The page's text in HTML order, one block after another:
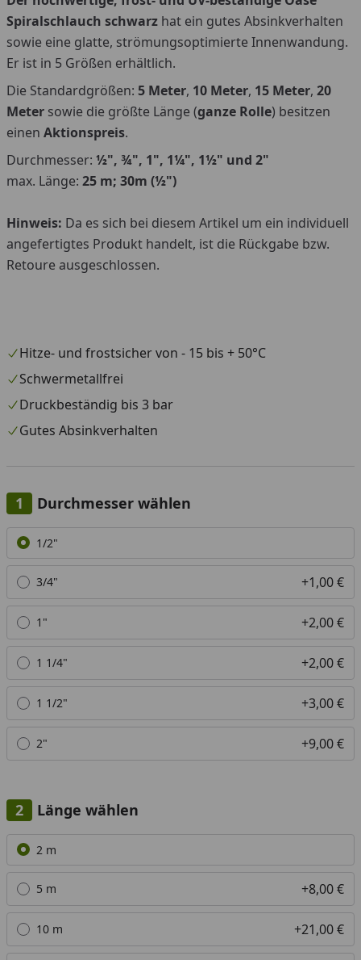
Spiralschlauch schwarz hat ein gutes Absinkverhalten
sowie eine glatte, strömungsoptimierte Innenwandung.
Er ist in 5 Größen erhältlich.
Die Standardgrößen: 5 Meter, 10 Meter, 15 Meter, 20
Meter sowie die größte Länge (ganze Rolle) besitzen
einen Aktionspreis.
Durchmesser: ½", ¾", 1", 1¼", 1½" und 2"
max. Länge: 25 m; 30m (½")
Hinweis: Da es sich bei diesem Artikel um ein individuell
angefertigtes Produkt handelt, ist die Rückgabe bzw.
Retoure ausgeschlossen.
Hitze- und frostsicher von - 15 bis + 50°C
Schwermetallfrei
Druckbeständig bis 3 bar
Gutes Absinkverhalten
Durchmesser wählen
Alle anzeigen (6)
1/2"
3/4" +1,00 €
1" +2,00 €
1 1/4" +2,00 €
1 1/2" +3,00 €
2" +9,00 €
Länge wählen
Alle anzeigen (6)
2 m
5 m +8,00 €
10 m +21,00 €